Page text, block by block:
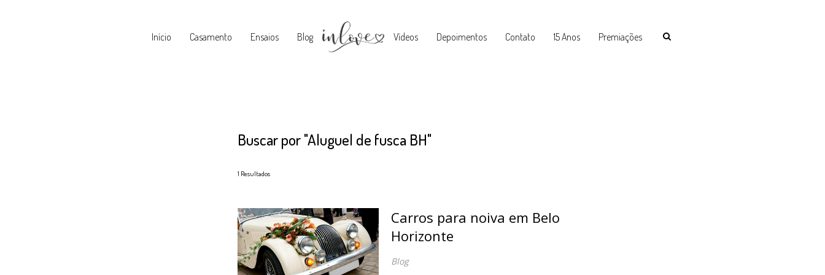
Início Casamento Ensaios Blog Vídeos Depoimentos Contato 15 Anos Premiações
Buscar por"Aluguel de fusca BH"
1 Resultados
Carros para noiva em Belo
Horizonte
Blog